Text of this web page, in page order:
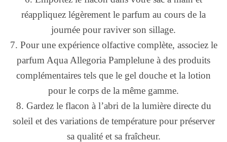
réappliquez légèrement le parfum au cours de la
journée pour raviver son sillage.
7. Pour une expérience olfactive complète, associez le
parfum Aqua Allegoria Pamplelune à des produits
complémentaires tels que le gel douche et la lotion
pour le corps de la même gamme.
8. Gardez le flacon à l’abri de la lumière directe du
soleil et des variations de température pour préserver
sa qualité et sa fraîcheur.